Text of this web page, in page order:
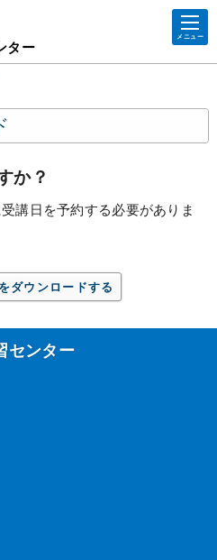
メニュー
ター
か？
講日を予約する必要がありま
ダウンロードする
センター